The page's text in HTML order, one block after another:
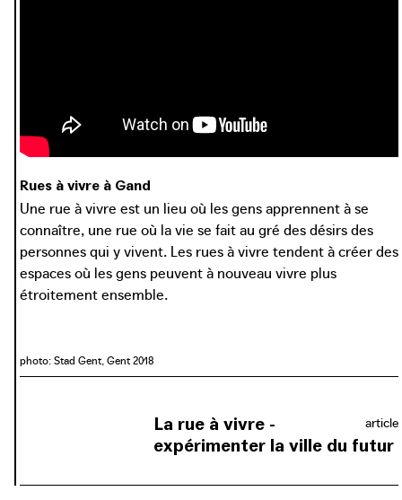
Rues à vivre à Gand
Une rue à vivre est un lieu où les gens apprennent à se
connaître, une rue où la vie se fait au gré des désirs des
personnes qui y vivent. Les rues à vivre tendent à créer des
espaces où les gens peuvent à nouveau vivre plus
étroitement ensemble.
photo: Stad Gent, Gent 2018
article
La rue à vivre -
expérimenter la ville du futur
d’expérimentation de la rue à vivre, la